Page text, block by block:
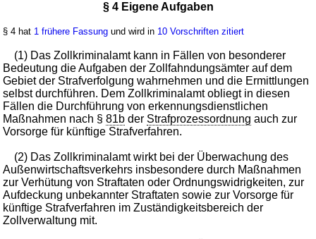
§ 4 Eigene Aufgaben
§ 4 hat 1 frühere Fassung und wird in 10 Vorschriften zitiert
(1) Das Zollkriminalamt kann in Fällen von besonderer
Bedeutung die Aufgaben der Zollfahndungsämter auf dem
Gebiet der Strafverfolgung wahrnehmen und die Ermittlungen
selbst durchführen. Dem Zollkriminalamt obliegt in diesen
Fällen die Durchführung von erkennungsdienstlichen
Maßnahmen nach §81b der Strafprozessordnung auch zur
Vorsorge für künftige Strafverfahren.
(2) Das Zollkriminalamt wirkt bei der Überwachung des
Außenwirtschaftsverkehrs insbesondere durch Maßnahmen
zur Verhütung von Straftaten oder Ordnungswidrigkeiten, zur
Aufdeckung unbekannter Straftaten sowie zur Vorsorge für
künftige Strafverfahren im Zuständigkeitsbereich der
Zollverwaltung mit.